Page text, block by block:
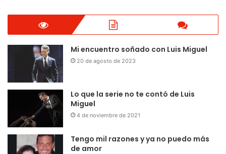
Mi encuentro soñado con Luis Miguel
20 de agosto de 2023
Lo que la serie no te contó de Luis
Miguel
4 de noviembre de 2021
Tengo mil razones y ya no puedo más
de amor